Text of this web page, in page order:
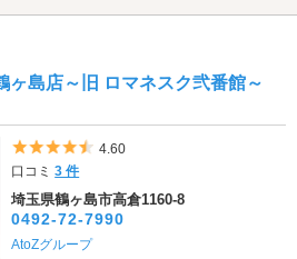
ヶ島店～旧 ロマネスク弐番館～
5つ星のうち4.5
4.60
口コミ3 件
埼玉県鶴ヶ島市高倉1160-8
0492-72-7990
AtoZグループ